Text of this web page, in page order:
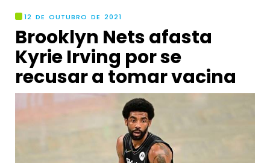
12 DE OUTUBRO DE 2021
Brooklyn Nets afasta
Kyrie Irving por se
recusar a tomar vacina